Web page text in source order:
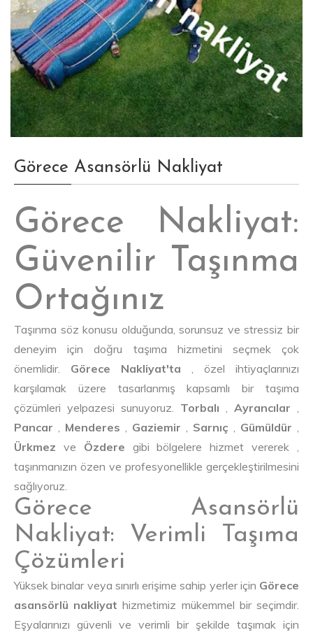
Görece Asansörlü Nakliyat
Görece Nakliyat:
Güvenilir Taşınma
Ortağınız
Taşınma söz konusu olduğunda, sorunsuz ve stressiz bir
deneyim için doğru taşıma hizmetini seçmek çok
önemlidir. Görece Nakliyat'ta , özel ihtiyaçlarınızı
karşılamak üzere tasarlanmış kapsamlı bir taşıma
çözümleri yelpazesi sunuyoruz. Torbalı , Ayrancılar ,
Pancar , Menderes , Gaziemir , Sarnıç , Gümüldür ,
Ürkmez ve Özdere gibi bölgelere hizmet vererek ,
taşınmanızın özen ve profesyonellikle gerçekleştirilmesini
sağlıyoruz.
Görece Asansörlü
Nakliyat: Verimli Taşıma
Çözümleri
Yüksek binalar veya sınırlı erişime sahip yerler için Görece
asansörlü nakliyat hizmetimiz mükemmel bir seçimdir.
Eşyalarınızı güvenli ve verimli bir şekilde taşımak için